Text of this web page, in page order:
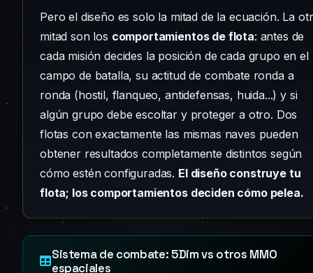
Pero el diseño es solo la mitad de la ecuación. La
mitad son los comportamientos de flota: antes de
cada misión decides la posición de cada grupo en el
campo de batalla, su actitud de combate ronda a
ronda (hostil, flanqueo, antidefensas, huida...) y si
algún grupo debe escoltar y proteger a otro. Dos
flotas con exactamente las mismas naves pueden
obtener resultados completamente distintos según
cómo estén configuradas. El diseño construye tu
flota; los comportamientos deciden cómo pelea.
Sistema de combate: 5Dim vs otros MMO
espaciales